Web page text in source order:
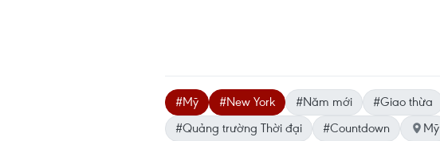
#Mỹ #New York #Năm mới #Giao thừa
#Quảng trường Thời đại
#Countdown Mỹ